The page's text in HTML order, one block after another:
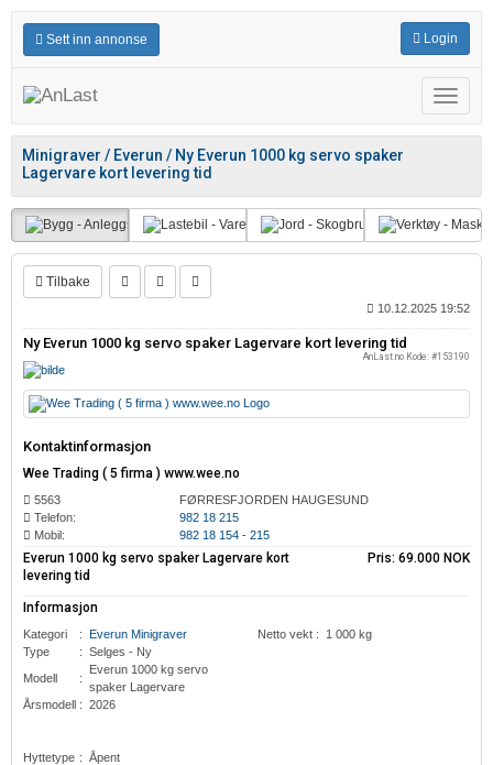
Sett inn annonse Login
Meny
Minigraver / Everun / Ny Everun 1000 kg servo spaker
Lagervare kort levering tid
Tilbake
10.12.2025 19:52
Ny Everun 1000 kg servo spaker Lagervare kort levering tid
AnLast.no Kode: #153190
Kontaktinformasjon
Wee Trading ( 5 firma ) www.wee.no
5563
FØRRESFJORDEN HAUGESUND
Telefon:
982 18 215
Mobil:
982 18 154 - 215
Everun 1000 kg servo spaker Lagervare kort
levering tid
Pris: 69.000 NOK
Informasjon
Kategori : Everun Minigraver
Type
: Selges - Ny
Modell
:
Everun 1000 kg servo
spaker Lagervare
Årsmodell : 2026
Hyttetype : Åpent
Netto vekt : 1 000 kg